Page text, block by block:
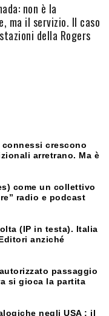
non è la
ma il servizio. Il caso
della Rogers
connessi crescono
arretrano. Ma è
come un collettivo
radio e podcast
(IP in testa). Italia
anziché
passaggio
si gioca la partita
negli USA : il